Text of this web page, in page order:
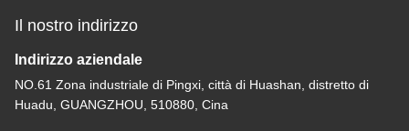
Il nostro indirizzo
Indirizzo aziendale
NO.61 Zona industriale di Pingxi, città di Huashan, distretto di
Huadu, GUANGZHOU, 510880, Cina